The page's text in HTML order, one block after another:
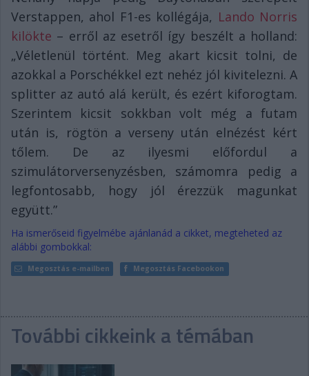
Verstappen, ahol F1-es kollégája, Lando Norris
kilökte – erről az esetről így beszélt a holland:
„Véletlenül történt. Meg akart kicsit tolni, de
azokkal a Porschékkel ezt nehéz jól kivitelezni. A
splitter az autó alá került, és ezért kiforogtam.
Szerintem kicsit sokkban volt még a futam
után is, rögtön a verseny után elnézést kért
tőlem. De az ilyesmi előfordul a
szimulátorversenyzésben, számomra pedig a
legfontosabb, hogy jól érezzük magunkat
együtt.”
Ha ismerőseid figyelmébe ajánlanád a cikket, megteheted az
alábbi gombokkal:
Megosztás e-mailben Megosztás Facebookon
További cikkeink a témában